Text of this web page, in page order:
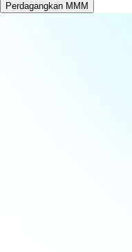
Perdagangkan MMM